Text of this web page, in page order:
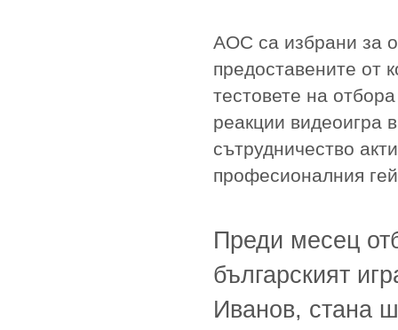
AOC са избрани за
предоставените от
тестовете на
реакции видеоигра
сътрудничество
професионалния
Преди месец
българският
Иванов, стана